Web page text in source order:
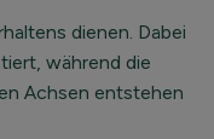
dienen. Dabei
während die
Achsen entstehen